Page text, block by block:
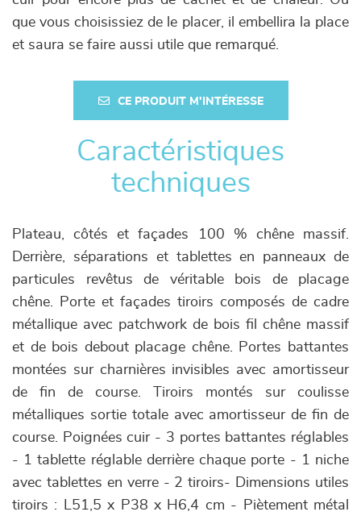
que vous choisissiez de le placer, il embellira la place
et saura se faire aussi utile que remarqué.
CE PRODUIT M'INTÉRESSE
Caractéristiques
techniques
Plateau, côtés et façades 100 % chêne massif.
Derrière, séparations et tablettes en panneaux de
particules revêtus de véritable bois de placage
chêne. Porte et façades tiroirs composés de cadre
métallique avec patchwork de bois fil chêne massif
et de bois debout placage chêne. Portes battantes
montées sur charnières invisibles avec amortisseur
de fin de course. Tiroirs montés sur coulisse
métalliques sortie totale avec amortisseur de fin de
course. Poignées cuir - 3 portes battantes réglables
- 1 tablette réglable derrière chaque porte - 1 niche
avec tablettes en verre - 2 tiroirs- Dimensions utiles
tiroirs : L51,5 x P38 x H6,4 cm - Piètement métal